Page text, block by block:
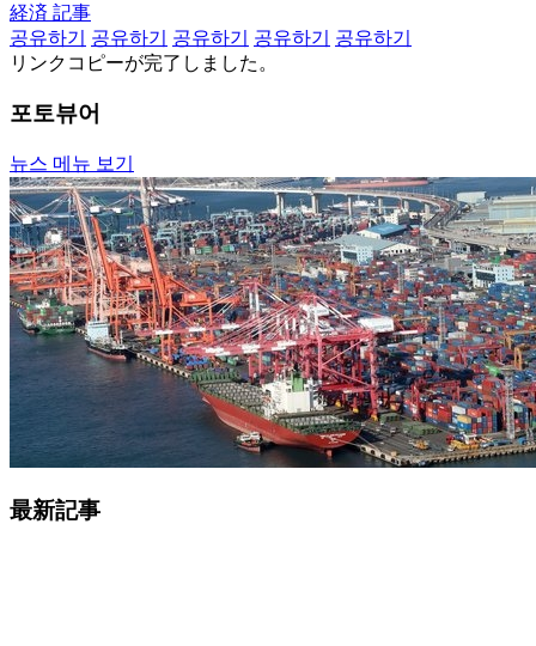
経済 記事
공유하기
공유하기 공유하기 공유하기
공유하기
リンクコピーが完了しました。
포토뷰어
뉴스 메뉴 보기
最新記事